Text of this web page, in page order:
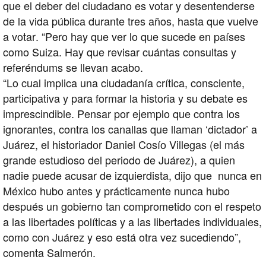
que el deber del ciudadano es votar y desentenderse
de la vida pública durante tres años, hasta que vuelve
a votar. “Pero hay que ver lo que sucede en países
como Suiza. Hay que revisar cuántas consultas y
referéndums se llevan acabo.
“Lo cual implica una ciudadanía crítica, consciente,
participativa y para formar la historia y su debate es
imprescindible. Pensar por ejemplo que contra los
ignorantes, contra los canallas que llaman ‘dictador’ a
Juárez, el historiador Daniel Cosío Villegas (el más
grande estudioso del periodo de Juárez), a quien
nadie puede acusar de izquierdista, dijo que nunca en
México hubo antes y prácticamente nunca hubo
después un gobierno tan comprometido con el respeto
a las libertades políticas y a las libertades individuales,
como con Juárez y eso está otra vez sucediendo”,
comenta Salmerón.